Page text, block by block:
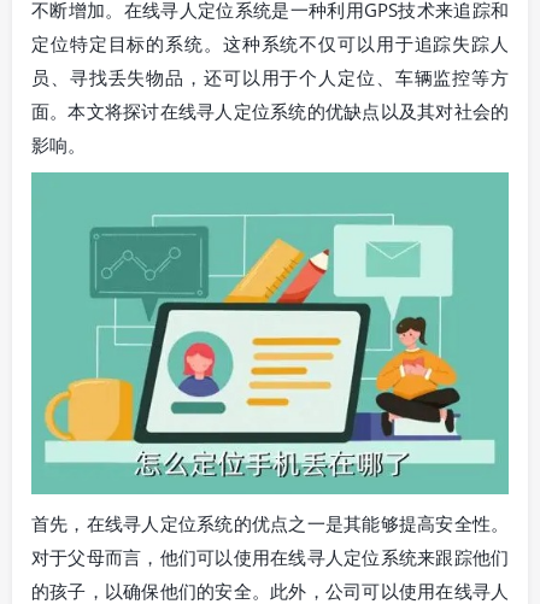
不断增加。在线寻人定位系统是一种利用GPS技术来追踪和
定位特定目标的系统。这种系统不仅可以用于追踪失踪人
员、寻找丢失物品，还可以用于个人定位、车辆监控等方
面。本文将探讨在线寻人定位系统的优缺点以及其对社会的
影响。
首先，在线寻人定位系统的优点之一是其能够提高安全性。
对于父母而言，他们可以使用在线寻人定位系统来跟踪他们
的孩子，以确保他们的安全。此外，公司可以使用在线寻人